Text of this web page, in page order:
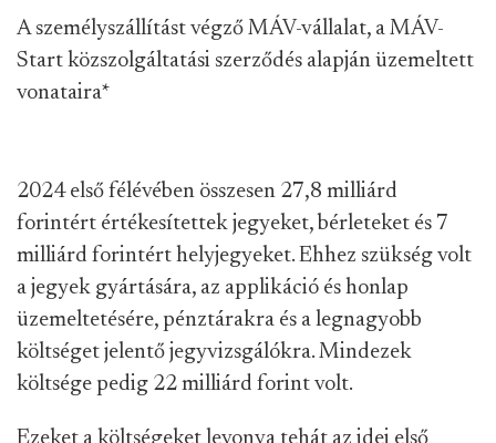
A személyszállítást végző MÁV-vállalat, a MÁV-
Start közszolgáltatási szerződés alapján üzemeltett
vonataira*
2024 első félévében összesen 27,8 milliárd
forintért értékesítettek jegyeket, bérleteket és 7
milliárd forintért helyjegyeket. Ehhez szükség volt
a jegyek gyártására, az applikáció és honlap
üzemeltetésére, pénztárakra és a legnagyobb
költséget jelentő jegyvizsgálókra. Mindezek
költsége pedig 22 milliárd forint volt.
Ezeket a költségeket levonva tehát az idei első